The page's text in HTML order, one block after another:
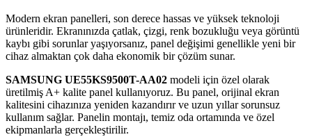
Modern ekran panelleri, son derece hassas ve yüksek teknoloji
ürünleridir. Ekranınızda çatlak, çizgi, renk bozukluğu veya görüntü
kaybı gibi sorunlar yaşıyorsanız, panel değişimi genellikle yeni bir
cihaz almaktan çok daha ekonomik bir çözüm sunar.
SAMSUNG UE55KS9500T-AA02 modeli için özel olarak
üretilmiş A+ kalite panel kullanıyoruz. Bu panel, orijinal ekran
kalitesini cihazınıza yeniden kazandırır ve uzun yıllar sorunsuz
kullanım sağlar. Panelin montajı, temiz oda ortamında ve özel
ekipmanlarla gerçekleştirilir.